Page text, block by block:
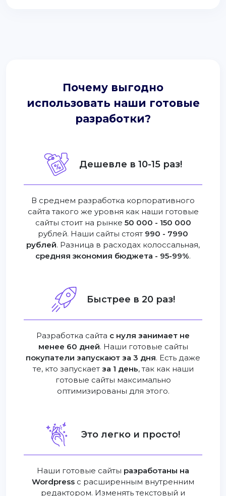
Почему выгодно
использовать наши готовые
разработки?
Дешевле в 10-15 раз!
В среднем разработка корпоративного
сайта такого же уровня как наши готовые
сайты стоит на рынке 50 000 - 150 000
рублей. Наши сайты стоят 990 - 7990
рублей. Разница в расходах колоссальная,
средняя экономия бюджета - 95-99%.
Быстрее в 20 раз!
Разработка сайта с нуля занимает не
менее 60 дней. Наши готовые сайты
покупатели запускают за 3 дня. Есть даже
те, кто запускает за 1 день, так как наши
готовые сайты максимально
оптимизированы для этого.
Это легко и просто!
Наши готовые сайты разработаны на
Wordpress с расширенным внутренним
редактором. Изменять текстовый и